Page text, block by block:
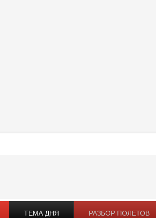
ТЕМА ДНЯ РАЗБОР ПОЛЕТОВ